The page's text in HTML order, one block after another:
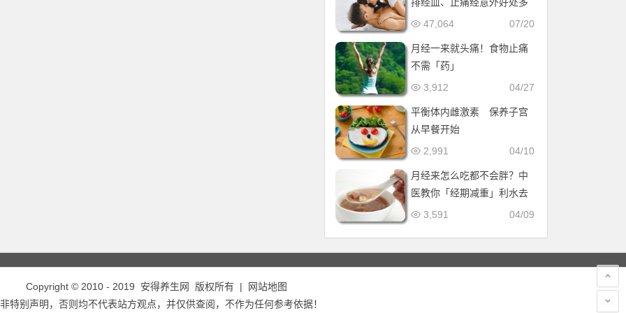
多
07/20
47,064
月经一来就头痛！食物止痛
不需「药」
04/27
3,912
平衡体内雌激素 保养子宫
从早餐开始
04/10
2,991
月经来怎么吃都不会胖？中
医教你「经期减重」利水去
湿
04/09
3,591
Copyright © 2010 - 2019 安得养生网 版权所有 |
网站地图
特别声明，否则均不代表站方观点，并仅供查阅，不作为任何参考依据！